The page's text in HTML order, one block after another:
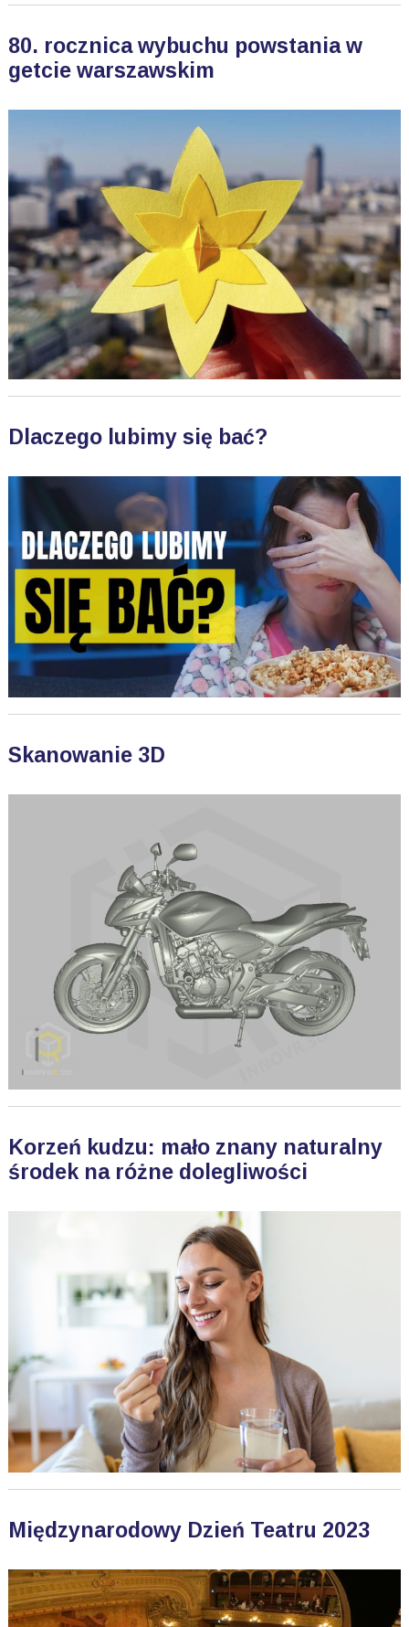
80. rocznica wybuchu powstania w
getcie warszawskim
Dlaczego lubimy się bać?
Skanowanie 3D
Korzeń kudzu: mało znany naturalny
środek na różne dolegliwości
Międzynarodowy Dzień Teatru 2023